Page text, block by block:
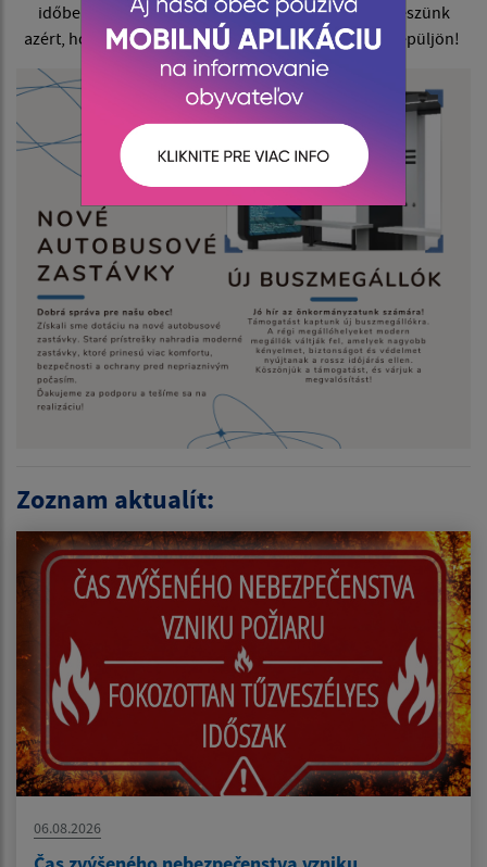
időben tájékoztatni fogjuk Önöket. Mindent megteszünk
azért, hogy községünk folyamatosan fejlődjön és szépüljön!
Zoznam aktualít:
06.08.2026